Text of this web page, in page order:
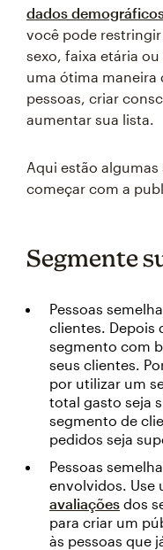
dados
você pode
sexo, faixa etária
uma ótima maneira
pessoas, criar
aumentar sua lista.
Aqui estão
começar com a
Segmente
Pessoas
clientes. Depois
segmento com
seus clientes.
por utilizar um
total gasto seja
segmento de
pedidos seja
Pessoas
envolvidos. Use
avaliações dos
para criar um
às pessoas que